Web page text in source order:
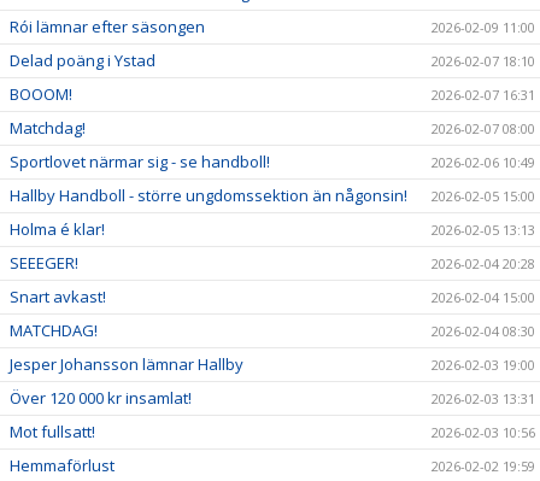
Rói lämnar efter säsongen 2026-02-09 11:00
Delad poäng i Ystad 2026-02-07 18:10
BOOOM! 2026-02-07 16:31
Matchdag! 2026-02-07 08:00
Sportlovet närmar sig - se handboll! 2026-02-06 10:49
Hallby Handboll - större ungdomssektion än någonsin! 2026-02-05 15:00
Holma é klar! 2026-02-05 13:13
SEEEGER! 2026-02-04 20:28
Snart avkast! 2026-02-04 15:00
MATCHDAG! 2026-02-04 08:30
Jesper Johansson lämnar Hallby 2026-02-03 19:00
Över 120 000 kr insamlat! 2026-02-03 13:31
Mot fullsatt! 2026-02-03 10:56
Hemmaförlust 2026-02-02 19:59